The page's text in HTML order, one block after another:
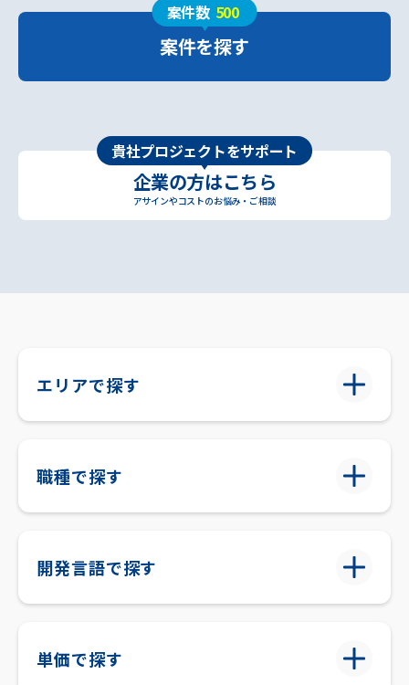
案件数 500
案件を探す
貴社プロジェクトをサポート
企業の方はこちら
アサインやコストのお悩み・ご相談
エリアで探す
職種で探す
開発言語で探す
単価で探す